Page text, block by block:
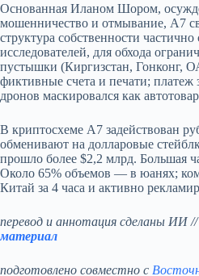
Основанная Иланом Шором,
мошенничество и отмывание, A7
структура собственности
исследователей, для обхода
пустышки (Киргизстан, Гонконг,
фиктивные счета и печати;
дронов маскировался как
В криптосхеме A7 задействован
обменивают на долларовые
прошло более $2,2 млрд. Большая
Около 65% объемов — в юанях;
Китай за 4 часа и активно
перевод и аннотация сделаны ИИ
материал
подготовлено совместно с